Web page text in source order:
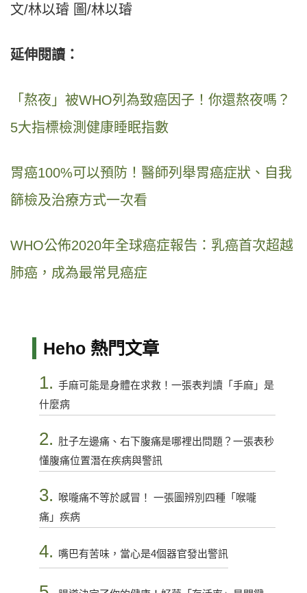
文/林以璿 圖/林以璿
延伸閱讀：
「熬夜」被WHO列為致癌因子！你還熬夜嗎？
5大指標檢測健康睡眠指數
胃癌100%可以預防！醫師列舉胃癌症狀、自我
篩檢及治療方式一次看
WHO公佈2020年全球癌症報告：乳癌首次超越
肺癌，成為最常見癌症
Heho 熱門文章
1. 手麻可能是身體在求救！一張表判讀「手麻」是
什麼病
2. 肚子左邊痛、右下腹痛是哪裡出問題？一張表秒
懂腹痛位置潛在疾病與警訊
3.
喉嚨痛不等於感冒！ 一張圖辨別四種「喉嚨
痛」疾病
4. 嘴巴有苦味，當心是4個器官發出警訊